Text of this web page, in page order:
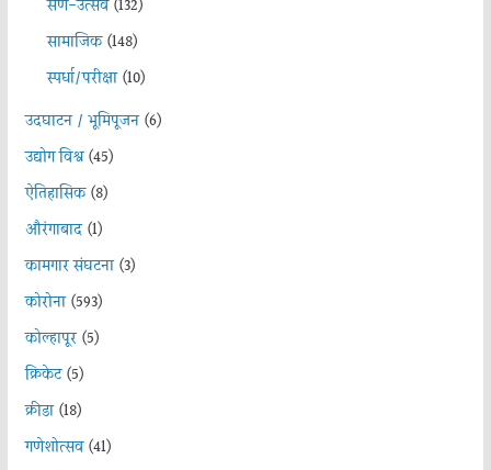
सण-उत्सव(132)
सामाजिक(148)
स्पर्धा/परीक्षा(10)
उदघाटन / भूमिपूजन(6)
उद्योग विश्व(45)
ऐतिहासिक(8)
औरंगाबाद(1)
कामगार संघटना(3)
कोरोना(593)
कोल्हापूर(5)
क्रिकेट(5)
क्रीडा(18)
गणेशोत्सव(41)